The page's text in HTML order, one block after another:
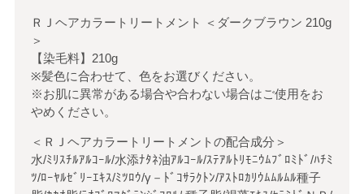
ＲＪヘアカラートリートメント ＜ ダークブラウン 210g
＞
【染毛料】210g
※髪色に合わせて、色をお選びください。
※お肌に異常がある場合や合わない場合はご使用をお
やめください。
＜ＲＪヘアカラートリートメントの配合成分＞
水/ﾐﾘｽﾁﾙｱﾙｺｰﾙ/水添ﾅﾀﾈ油ｱﾙｺｰﾙ/ｽﾃｱﾙﾄﾘﾓﾆｳﾑﾌﾞﾛﾐﾄﾞ/ﾊﾁﾐ
ﾂ/ﾛｰﾔﾙｾﾞﾘｰｴｷｽ/ﾐﾂﾛｳ/γ－ﾄﾞｺｻﾗｸﾄﾝ/ｱｽﾄﾛｶﾘｳﾑﾑﾙﾑﾙ種子